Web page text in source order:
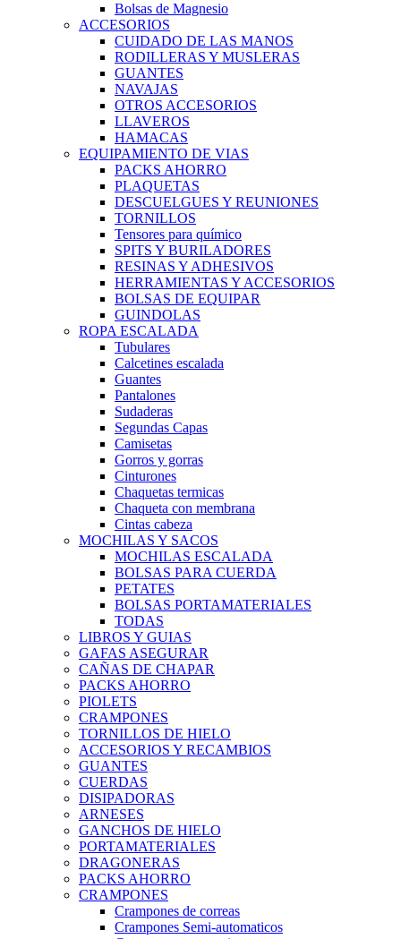
Bolsas de Magnesio
ACCESORIOS
CUIDADO DE LAS MANOS
RODILLERAS Y MUSLERAS
GUANTES
NAVAJAS
OTROS ACCESORIOS
LLAVEROS
HAMACAS
EQUIPAMIENTO DE VIAS
PACKS AHORRO
PLAQUETAS
DESCUELGUES Y REUNIONES
TORNILLOS
Tensores para químico
SPITS Y BURILADORES
RESINAS Y ADHESIVOS
HERRAMIENTAS Y ACCESORIOS
BOLSAS DE EQUIPAR
GUINDOLAS
ROPA ESCALADA
Tubulares
Calcetines escalada
Guantes
Pantalones
Sudaderas
Segundas Capas
Camisetas
Gorros y gorras
Cinturones
Chaquetas termicas
Chaqueta con membrana
Cintas cabeza
MOCHILAS Y SACOS
MOCHILAS ESCALADA
BOLSAS PARA CUERDA
PETATES
BOLSAS PORTAMATERIALES
TODAS
LIBROS Y GUIAS
GAFAS ASEGURAR
CAÑAS DE CHAPAR
PACKS AHORRO
PIOLETS
CRAMPONES
TORNILLOS DE HIELO
ACCESORIOS Y RECAMBIOS
GUANTES
CUERDAS
DISIPADORAS
ARNESES
GANCHOS DE HIELO
PORTAMATERIALES
DRAGONERAS
PACKS AHORRO
CRAMPONES
Crampones de correas
Crampones Semi-automaticos